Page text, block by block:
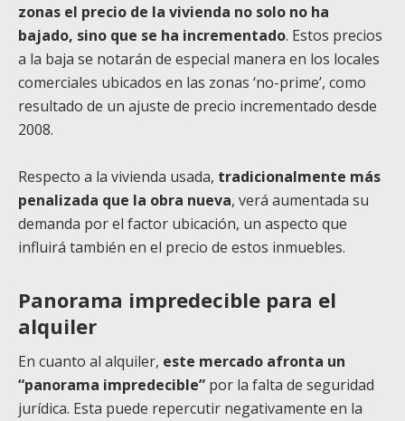
zonas el precio de la vivienda no solo no ha
bajado, sino que se ha incrementado. Estos precios
a la baja se notarán de especial manera en los locales
comerciales ubicados en las zonas ‘no-prime’, como
resultado de un ajuste de precio incrementado desde
2008.
Respecto a la vivienda usada, tradicionalmente más
penalizada que la obra nueva, verá aumentada su
demanda por el factor ubicación, un aspecto que
influirá también en el precio de estos inmuebles.
Panorama impredecible para el
alquiler
En cuanto al alquiler, este mercado afronta un
“panorama impredecible” por la falta de seguridad
jurídica. Esta puede repercutir negativamente en la